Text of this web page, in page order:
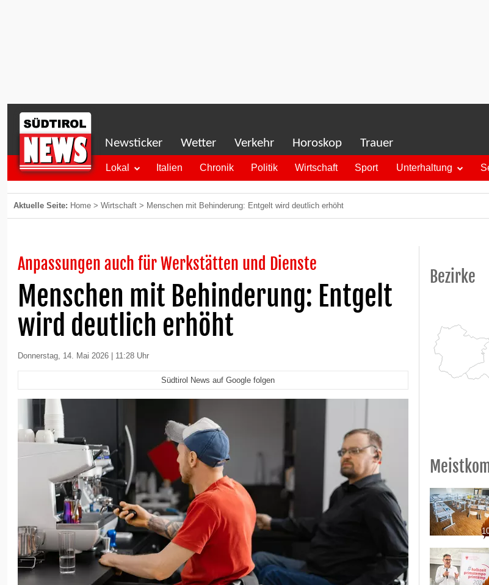
Newsticker Wetter Verkehr Horoskop Trauer
Lokal Italien Chronik Politik Wirtschaft Sport Unterhaltung
Aktuelle Seite: Home > Wirtschaft > Menschen mit Behinderung: Entgelt wird deutlich erhöht
Anpassungen auch für Werkstätten und Dienste
Menschen mit Behinderung: Entgelt
wird deutlich erhöht
Donnerstag, 14. Mai 2026 | 11:28 Uhr
Südtirol News auf Google folgen
Bezirke